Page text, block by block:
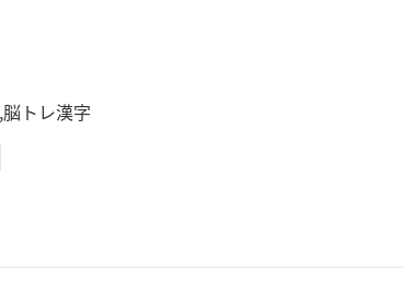
脳トレ漢字